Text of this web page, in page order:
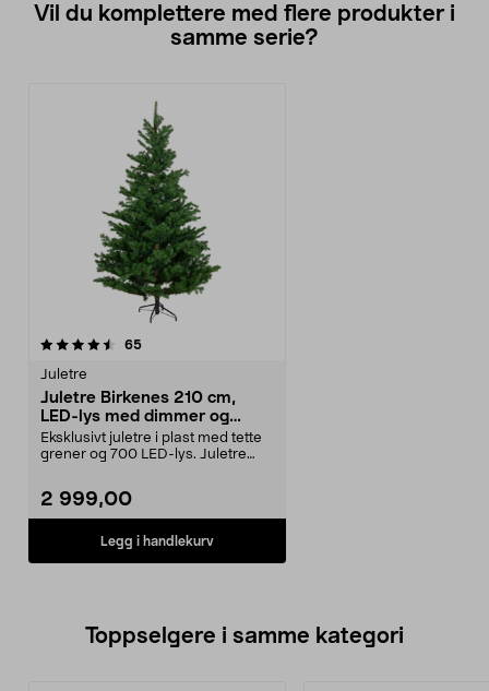
Vil du komplettere med flere produkter i
samme serie?
65anmeldelser
Juletre
Juletre Birkenes 210 cm,
LED-lys med dimmer og
timer
Eksklusivt juletre i plast med tette
grener og 700 LED-lys. Juletre
2 999,00
Legg i handlekurv
Toppselgere i samme kategori